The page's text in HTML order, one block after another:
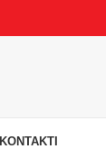
KONTAKTI